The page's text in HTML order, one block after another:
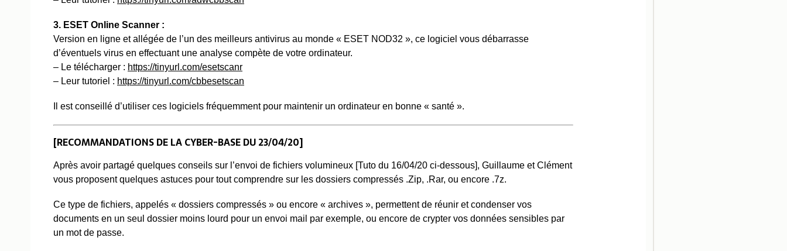
3. ESET Online Scanner :
Version en ligne et allégée de l’un des meilleurs antivirus au monde « ESET NOD32 », ce logiciel vous débarrasse
d’éventuels virus en effectuant une analyse compète de votre ordinateur.
– Le télécharger : https://tinyurl.com/esetscanr
– Leur tutoriel : https://tinyurl.com/cbbesetscan
Il est conseillé d’utiliser ces logiciels fréquemment pour maintenir un ordinateur en bonne « santé ».
[RECOMMANDATIONS DE LA CYBER-BASE DU 23/04/20]
Après avoir partagé quelques conseils sur l’envoi de fichiers volumineux [Tuto du 16/04/20 ci-dessous], Guillaume et Clément
vous proposent quelques astuces pour tout comprendre sur les dossiers compressés .Zip, .Rar, ou encore .7z.
Ce type de fichiers, appelés « dossiers compressés » ou encore « archives », permettent de réunir et condenser vos
documents en un seul dossier moins lourd pour un envoi mail par exemple, ou encore de crypter vos données sensibles par
un mot de passe.